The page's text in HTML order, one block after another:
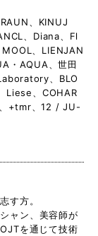
、KINUJ
、Diana、Fl
、LIENJAN
・AQUA、世田
、BLO
Liese、COHAR
+tmr、12 / JU-
す方。
ャン、美容師が
を通じて技術